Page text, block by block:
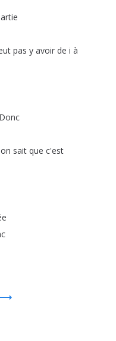
pas y avoir de i à
Donc
on sait que c'est